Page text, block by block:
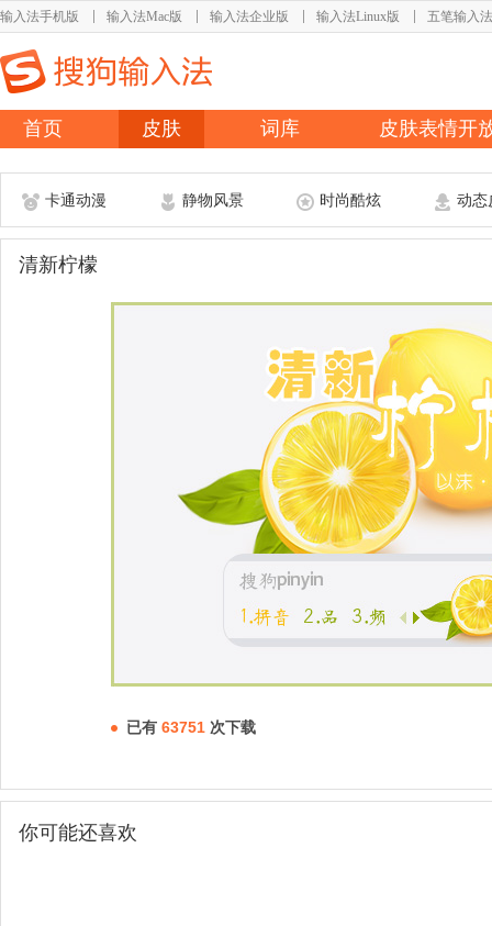
输入法手机版 输入法Mac版 输入法企业版 输入法Linux版 五笔输入法
首页 皮肤 词库 皮肤表情开
卡通动漫 静物风景 时尚酷炫 动态
清新柠檬
已有 63751 次下载
你可能还喜欢